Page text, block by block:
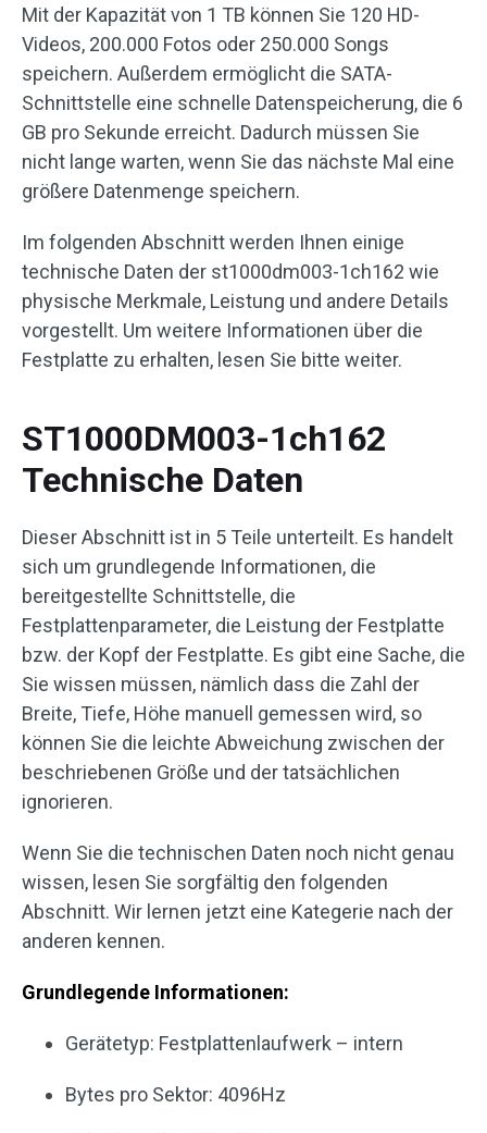
Mit der Kapazität von 1 TB können Sie 120 HD-
Videos, 200.000 Fotos oder 250.000 Songs
speichern. Außerdem ermöglicht die SATA-
Schnittstelle eine schnelle Datenspeicherung, die 6
GB pro Sekunde erreicht. Dadurch müssen Sie
nicht lange warten, wenn Sie das nächste Mal eine
größere Datenmenge speichern.
Im folgenden Abschnitt werden Ihnen einige
technische Daten der st1000dm003-1ch162 wie
physische Merkmale, Leistung und andere Details
vorgestellt. Um weitere Informationen über die
Festplatte zu erhalten, lesen Sie bitte weiter.
ST1000DM003-1ch162
Technische Daten
Dieser Abschnitt ist in 5 Teile unterteilt. Es handelt
sich um grundlegende Informationen, die
bereitgestellte Schnittstelle, die
Festplattenparameter, die Leistung der Festplatte
bzw. der Kopf der Festplatte. Es gibt eine Sache, die
Sie wissen müssen, nämlich dass die Zahl der
Breite, Tiefe, Höhe manuell gemessen wird, so
können Sie die leichte Abweichung zwischen der
beschriebenen Größe und der tatsächlichen
ignorieren.
Wenn Sie die technischen Daten noch nicht genau
wissen, lesen Sie sorgfältig den folgenden
Abschnitt. Wir lernen jetzt eine Kategerie nach der
anderen kennen.
Grundlegende Informationen:
Gerätetyp: Festplattenlaufwerk – intern
Bytes pro Sektor: 4096Hz